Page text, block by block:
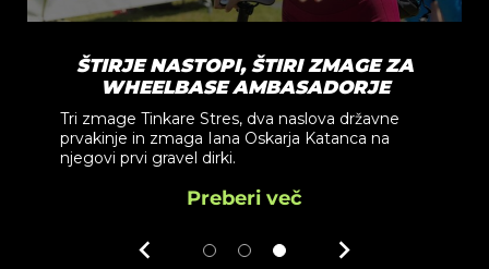
ŠTIRJE NASTOPI, ŠTIRI ZMAGE ZA
WHEELBASE AMBASADORJE
Tri zmage Tinkare Stres, dva naslova državne
prvakinje in zmaga Iana Oskarja Katanca na
njegovi prvi gravel dirki.
Preberi več